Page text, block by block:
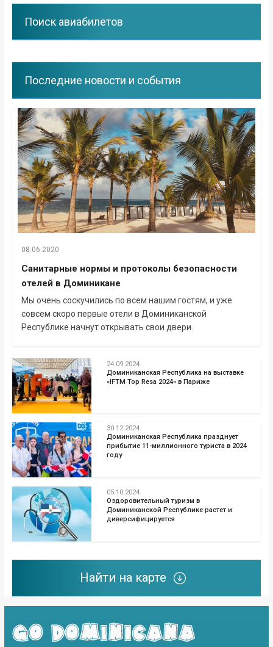
Поиск авиабилетов
Последние новости и события
08.06.2020
Санитарные нормы и протоколы безопасности
отелей в Доминикане
Мы очень соскучились по всем нашим гостям, и уже
совсем скоро первые отели в Доминиканской
Республике начнут открывать свои двери.
24.09.2024
Доминиканская Республика на выставке
«IFTM Top Resa 2024» в Париже
30.12.2024
Доминиканская Республика празднует
прибытие 11-миллионного туриста в 2024
году
05.10.2024
Оздоровительный туризм в
Доминиканской Республике растет и
диверсифицируется
Найти на карте